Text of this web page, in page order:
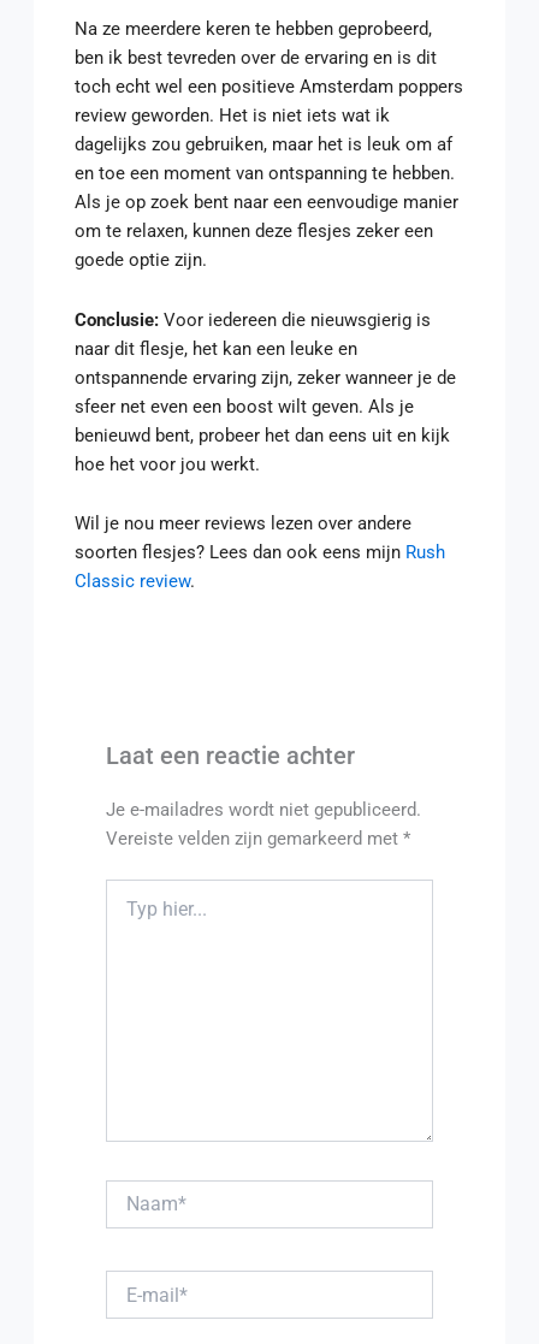
Na ze meerdere keren te hebben geprobeerd,
ben ik best tevreden over de ervaring en is dit
toch echt wel een positieve Amsterdam poppers
review geworden. Het is niet iets wat ik
dagelijks zou gebruiken, maar het is leuk om af
en toe een moment van ontspanning te hebben.
Als je op zoek bent naar een eenvoudige manier
om te relaxen, kunnen deze flesjes zeker een
goede optie zijn.
Conclusie:Voor iedereen die nieuwsgierig is
naar dit flesje, het kan een leuke en
ontspannende ervaring zijn, zeker wanneer je de
sfeer net even een boost wilt geven. Als je
benieuwd bent, probeer het dan eens uit en kijk
hoe het voor jou werkt.
Wil je nou meer reviews lezen over andere
soorten flesjes? Lees dan ook eens mijn Rush
Classic review.
Laat een reactie achter
Je e-mailadres wordt niet gepubliceerd.
Vereiste velden zijn gemarkeerd met*